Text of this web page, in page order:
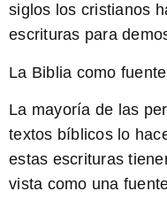
siglos los cristianos
escrituras para
La Biblia como
La mayoría de las
textos bíblicos lo
estas escrituras
vista como una